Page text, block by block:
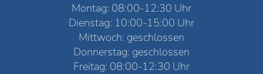
Montag: 08:00-12:30 Uhr
Dienstag: 10:00-15:00 Uhr
Mittwoch: geschlossen
Donnerstag: geschlossen
Freitag: 08:00-12:30 Uhr